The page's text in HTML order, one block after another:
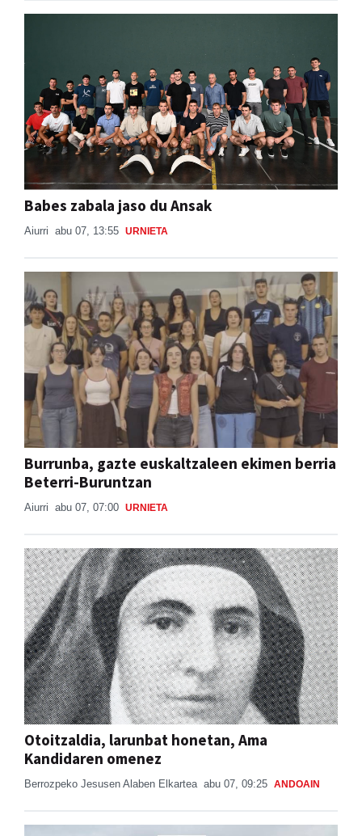
Babes zabala jaso du Ansak
Aiurri abu 07, 13:55 URNIETA
Burrunba, gazte euskaltzaleen ekimen berria
Beterri-Buruntzan
Aiurri abu 07, 07:00 URNIETA
Otoitzaldia, larunbat honetan, Ama
Kandidaren omenez
Berrozpeko Jesusen Alaben Elkartea abu 07, 09:25 ANDOAIN